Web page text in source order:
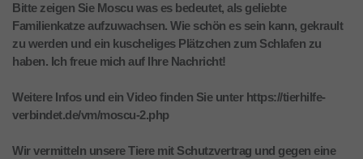
Bitte zeigen Sie Moscu was es bedeutet, als geliebte
Familienkatze aufzuwachsen. Wie schön es sein kann, gekrault
zu werden und ein kuscheliges Plätzchen zum Schlafen zu
haben. Ich freue mich auf Ihre Nachricht!
Weitere Infos und ein Video finden Sie unter https://tierhilfe-
verbindet.de/vm/moscu-2.php
Wir vermitteln unsere Tiere mit Schutzvertrag und gegen eine